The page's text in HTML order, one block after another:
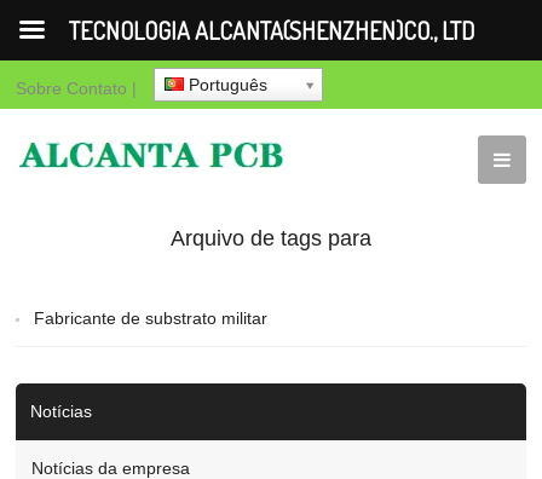
Sobre Contato | Português
Arquivo de tags para
Fabricante de substrato militar
Notícias
Notícias da empresa
TECNOLOGIA ALCANTA(SHENZHEN)CO., LTD